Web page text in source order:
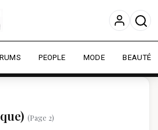
cookies pour améliorer votre
l'audience.
En savoir plus
tout Personnaliser
PEOPLE MODE BEAUTÉ
(Page 2)